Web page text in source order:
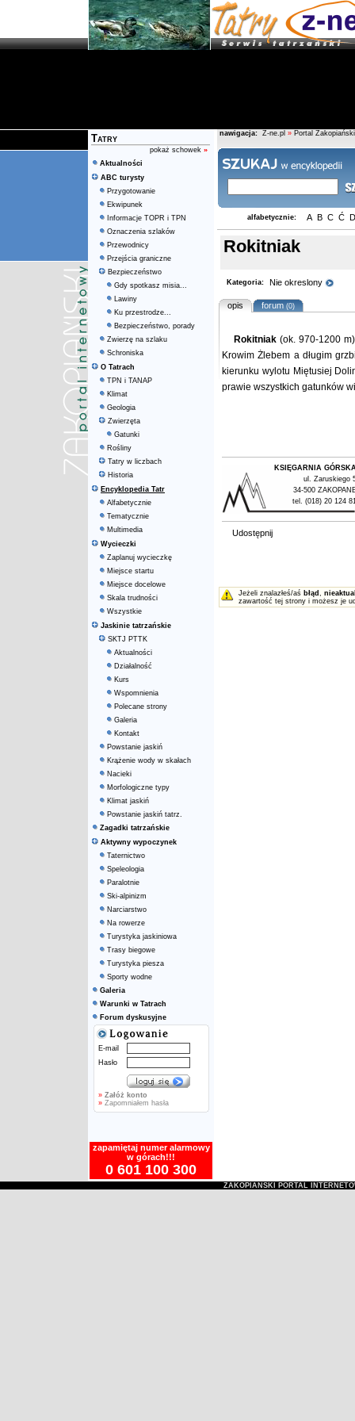
Tatry
pokaż schowek »
Aktualności
ABC turysty
Przygotowanie
Ekwipunek
Informacje TOPR i TPN
Oznaczenia szlaków
Przewodnicy
Przejścia graniczne
Bezpieczeństwo
Gdy spotkasz misia...
Lawiny
Ku przestrodze...
Bezpieczeństwo, porady
Zwierzę na szlaku
Schroniska
O Tatrach
TPN i TANAP
Klimat
Geologia
Zwierzęta
Gatunki
Rośliny
Tatry w liczbach
Historia
Encyklopedia Tatr
Alfabetycznie
Tematycznie
Multimedia
Wycieczki
Zaplanuj wycieczkę
Miejsce startu
Miejsce docelowe
Skala trudności
Wszystkie
Jaskinie tatrzańskie
SKTJ PTTK
Aktualności
Działalność
Kurs
Wspomnienia
Polecane strony
Galeria
Kontakt
Powstanie jaskiń
Krążenie wody w skałach
Nacieki
Morfologiczne typy
Klimat jaskiń
Powstanie jaskiń tatrz.
Zagadki tatrzańskie
Aktywny wypoczynek
Taternictwo
Speleologia
Paralotnie
Ski-alpinizm
Narciarstwo
Na rowerze
Turystyka jaskiniowa
Trasy biegowe
Turystyka piesza
Sporty wodne
Galeria
Warunki w Tatrach
Forum dyskusyjne
E-mail
Hasło
» Załóż konto
»Zapomniałem hasła
zapamiętaj numer alarmowy
w górach!!!
0 601 100 300
nawigacja: Z-ne.pl » Portal Zakopiański
alfabetycznie: A B C Ć D
Rokitniak
Kategoria: Nie okreslony
opis forum(0)
Rokitniak (ok. 970-1200
Krowim Żlebem a długim
kierunku wylotu Miętusiej
prawie wszystkich gatunków
KSIĘGARNIA
ul. Zaruskiego
34-500
tel. (018) 20 124
Udostępnij
Jeżeli znalazłeś/aś błąd ,
zawartość tej strony i możesz je
ZAKOPIAŃSKI PORTAL